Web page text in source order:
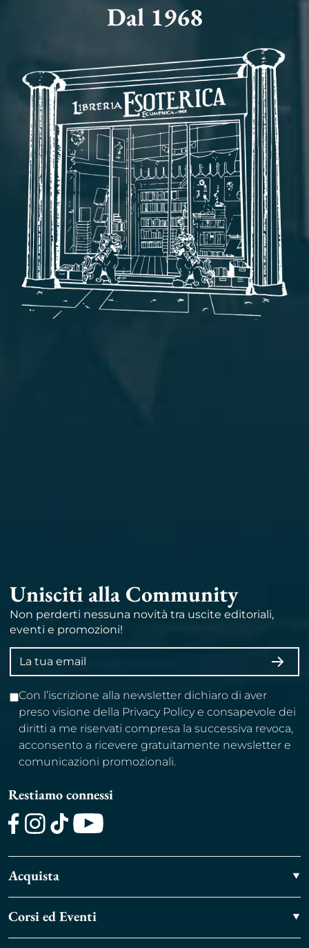
Dal 1968
Unisciti alla Community
Non perderti nessuna novità tra uscite editoriali,
eventi e promozioni!
Indirizzo
email
Con l’iscrizione alla newsletter dichiaro di aver
preso visione della Privacy Policy e consapevole dei
diritti a me riservati compresa la successiva revoca,
acconsento a ricevere gratuitamente newsletter e
comunicazioni promozionali.
Restiamo connessi
Acquista
Corsi ed Eventi